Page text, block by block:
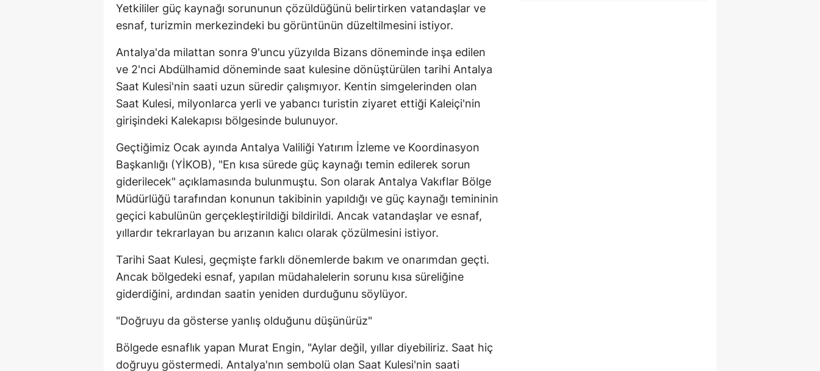
Yetkililer güç kaynağı sorununun çözüldüğünü belirtirken vatandaşlar ve
esnaf, turizmin merkezindeki bu görüntünün düzeltilmesini istiyor.
Antalya'da milattan sonra 9'uncu yüzyılda Bizans döneminde inşa edilen
ve 2'nci Abdülhamid döneminde saat kulesine dönüştürülen tarihi Antalya
Saat Kulesi'nin saati uzun süredir çalışmıyor. Kentin simgelerinden olan
Saat Kulesi, milyonlarca yerli ve yabancı turistin ziyaret ettiği Kaleiçi'nin
girişindeki Kalekapısı bölgesinde bulunuyor.
Geçtiğimiz Ocak ayında Antalya Valiliği Yatırım İzleme ve Koordinasyon
Başkanlığı (YİKOB), "En kısa sürede güç kaynağı temin edilerek sorun
giderilecek" açıklamasında bulunmuştu. Son olarak Antalya Vakıflar Bölge
Müdürlüğü tarafından konunun takibinin yapıldığı ve güç kaynağı temininin
geçici kabulünün gerçekleştirildiği bildirildi. Ancak vatandaşlar ve esnaf,
yıllardır tekrarlayan bu arızanın kalıcı olarak çözülmesini istiyor.
Tarihi Saat Kulesi, geçmişte farklı dönemlerde bakım ve onarımdan geçti.
Ancak bölgedeki esnaf, yapılan müdahalelerin sorunu kısa süreliğine
giderdiğini, ardından saatin yeniden durduğunu söylüyor.
"Doğruyu da gösterse yanlış olduğunu düşünürüz"
Bölgede esnaflık yapan Murat Engin, "Aylar değil, yıllar diyebiliriz. Saat hiç
doğruyu göstermedi. Antalya'nın sembolü olan Saat Kulesi'nin saati